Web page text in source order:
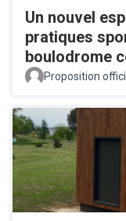
Un nouvel
pratiques
boulodrome
Proposition